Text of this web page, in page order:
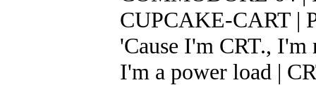
CUPCAKE-CART |
'Cause I'm CRT.,
I'm a power load |